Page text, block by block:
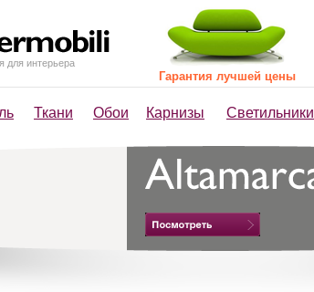
для интерьера
Ткани Обои Карнизы Светильники
Гарантия лучшей цены